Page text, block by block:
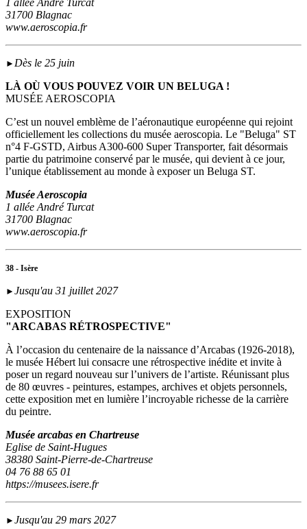
1 allée André Turcat
31700 Blagnac
www.aeroscopia.fr
► Dès le 25 juin
LÀ OÙ VOUS POUVEZ VOIR UN BELUGA !
MUSÉE AEROSCOPIA
C’est un nouvel emblème de l’aéronautique européenne qui rejoint
officiellement les collections du musée aeroscopia. Le "Beluga" ST
n°4 F-GSTD, Airbus A300-600 Super Transporter, fait désormais
partie du patrimoine conservé par le musée, qui devient à ce jour,
l’unique établissement au monde à exposer un Beluga ST.
Musée Aeroscopia
1 allée André Turcat
31700 Blagnac
www.aeroscopia.fr
38 - Isère
► Jusqu'au 31 juillet 2027
EXPOSITION
"ARCABAS RÉTROSPECTIVE"
À l’occasion du centenaire de la naissance d’Arcabas (1926-2018),
le musée Hébert lui consacre une rétrospective inédite et invite à
poser un regard nouveau sur l’univers de l’artiste. Réunissant plus
de 80 œuvres - peintures, estampes, archives et objets personnels,
cette exposition met en lumière l’incroyable richesse de la carrière
du peintre.
Musée arcabas en Chartreuse
Eglise de Saint-Hugues
38380 Saint-Pierre-de-Chartreuse
04 76 88 65 01
https://musees.isere.fr
► Jusqu'au 29 mars 2027